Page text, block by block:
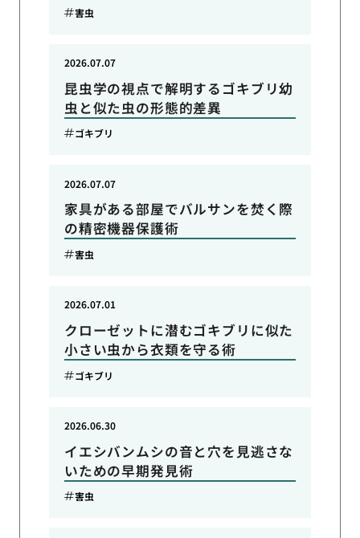
害虫
昆虫学の視点で解明するゴキブリ幼
虫と似た虫の形態的差異
2026.07.07
ゴキブリ
家具がある部屋でバルサンを焚く際
の精密機器保護術
2026.07.07
害虫
クローゼットに潜むゴキブリに似た
小さい虫から衣類を守る術
2026.07.01
ゴキブリ
イエシバンムシの音と穴を見逃さな
いための早期発見術
2026.06.30
害虫